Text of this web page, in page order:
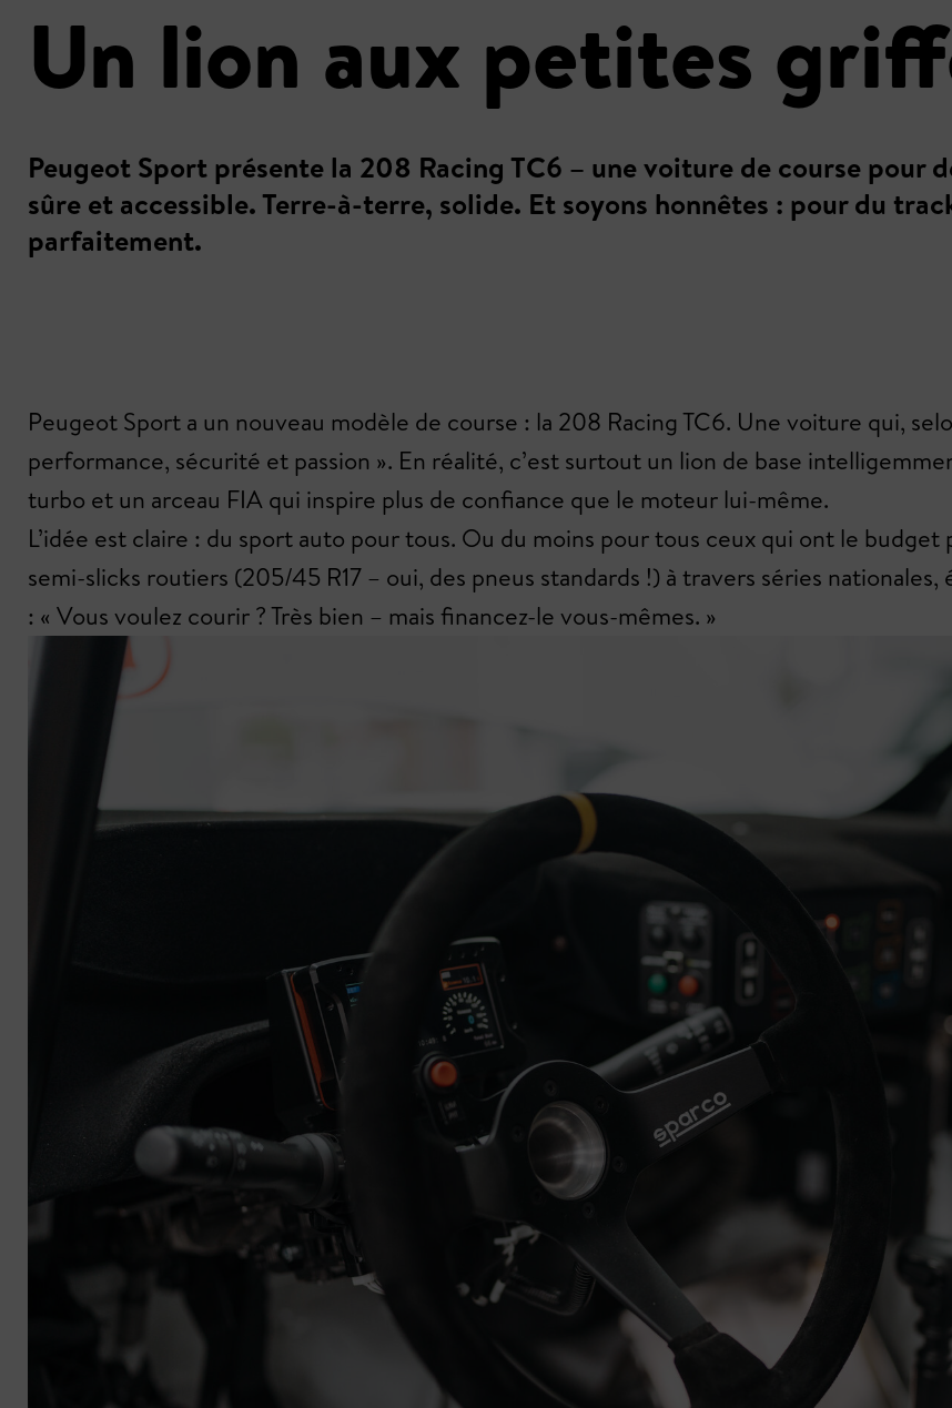
Un lion aux petites
Peugeot Sport présente la 208 Racing TC6 – une voiture de course pour
sûre et accessible. Terre-à-terre, solide. Et soyons honnêtes : pour du
parfaitement.
Peugeot Sport a un nouveau modèle de course : la 208 Racing TC6. Une voiture qui,
performance, sécurité et passion ». En réalité, c’est surtout un lion de base
turbo et un arceau FIA qui inspire plus de confiance que le moteur lui-même.
L’idée est claire : du sport auto pour tous. Ou du moins pour tous ceux qui ont le
semi-slicks routiers (205/45 R17 – oui, des pneus standards !) à travers séries
: « Vous voulez courir ? Très bien – mais financez-le vous-mêmes. »